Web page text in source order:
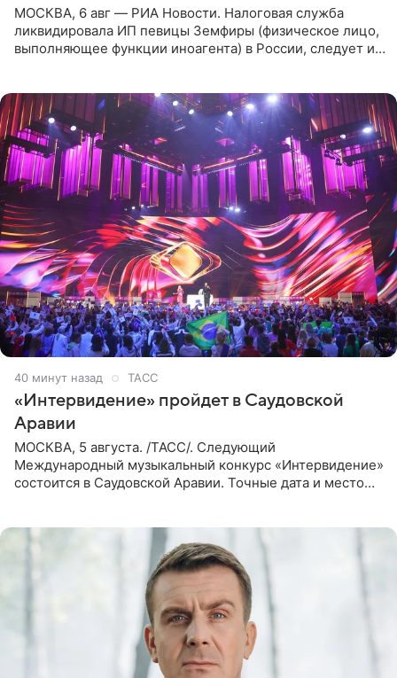
МОСКВА, 6 авг — РИА Новости. Налоговая служба
ликвидировала ИП певицы Земфиры (физическое лицо,
выполняющее функции иноагента) в России, следует из
40 минут назад ТАСС
«Интервидение» пройдет в Саудовской
Аравии
МОСКВА, 5 августа. /ТАСС/. Следующий
Международный музыкальный конкурс «Интервидение»
состоится в Саудовской Аравии. Точные дата и место